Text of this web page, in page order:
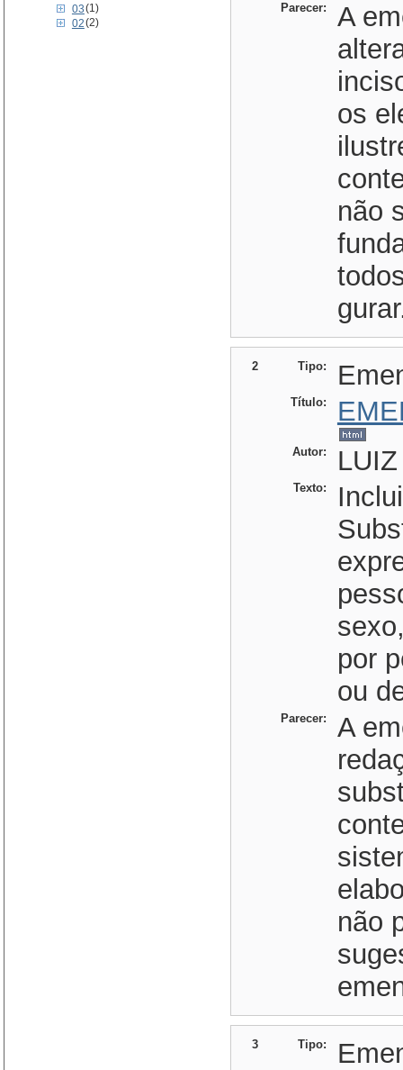
03(1)
02(2)
Parecer:
A
os
não
2 Tipo:
Título:
Autor:
Texto:
por
ou
Parecer:
A
não
3 Tipo: